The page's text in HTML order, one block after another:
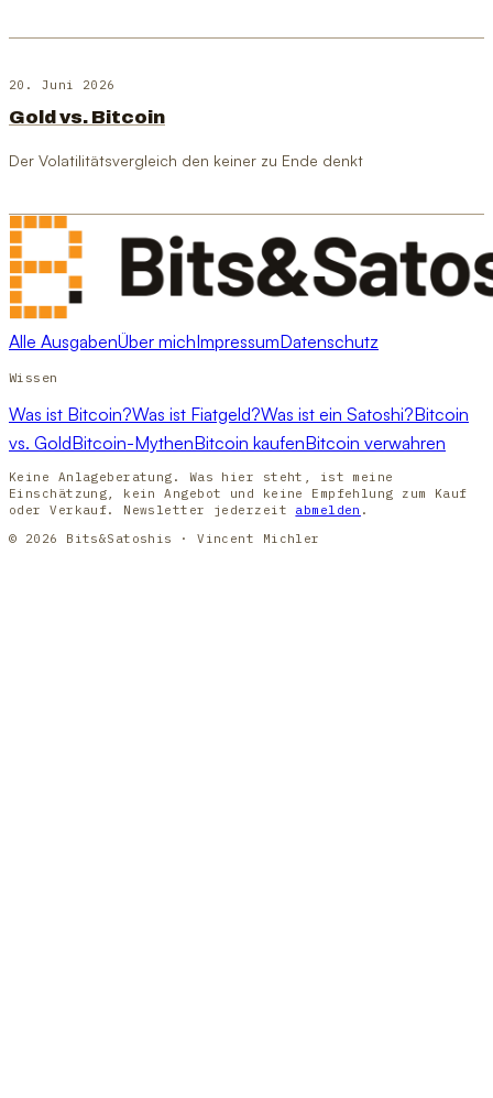
20. Juni 2026
Gold vs. Bitcoin
Der Volatilitätsvergleich den keiner zu Ende denkt
Alle AusgabenÜber michImpressumDatenschutz
Wissen
Was ist Bitcoin?Was ist Fiatgeld?Was ist ein Satoshi?Bitcoin
vs. GoldBitcoin-MythenBitcoin kaufenBitcoin verwahren
Keine Anlageberatung. Was hier steht, ist meine
Einschätzung, kein Angebot und keine Empfehlung zum Kauf
oder Verkauf. Newsletter jederzeit abmelden .
© 2026 Bits&Satoshis · Vincent Michler